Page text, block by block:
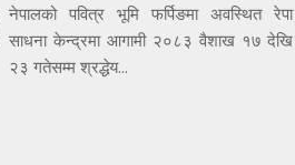
नेपालको पवित्र भूमि फर्पिङमा अवस्थित रेपा
साधना केन्द्रमा आगामी २०८३ वैशाख १७ देखि
२३ गतेसम्म श्रद्धेय...